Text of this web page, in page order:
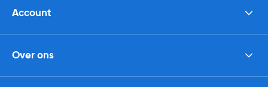
Account
Over ons